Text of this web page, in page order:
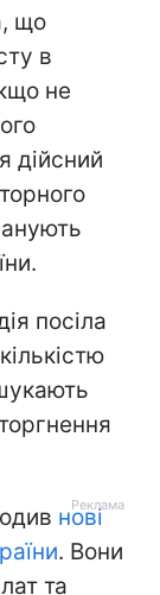
що
в
не
дійсний
посіла
нові
. Вони
та